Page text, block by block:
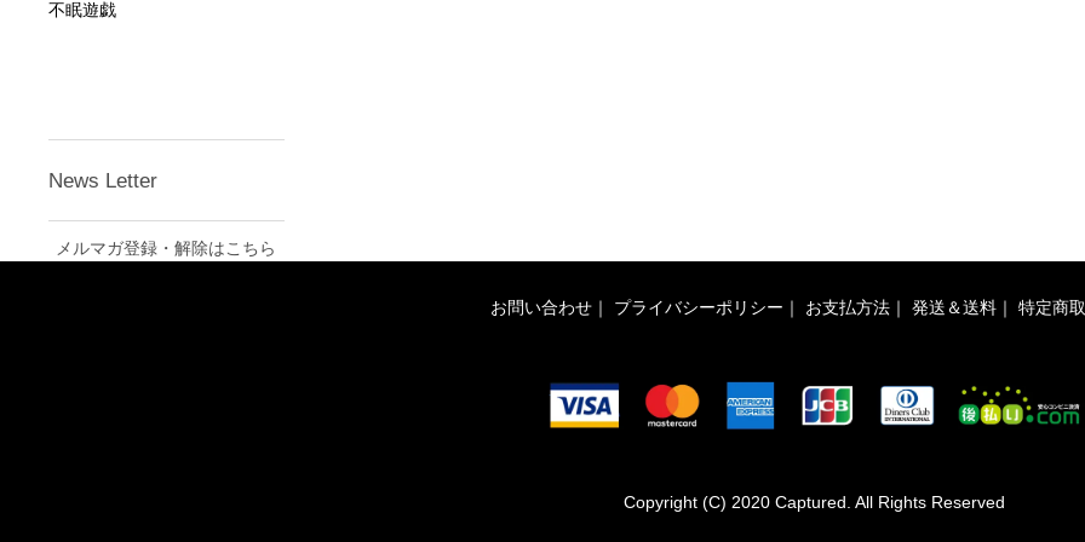
不眠遊戯
News Letter
メルマガ登録・解除はこちら
お問い合わせ ｜ プライバシーポリシー ｜ お支払方法 ｜ 発送＆送料 ｜ 特定商
Copyright (C) 2020 Captured. All Rights Reserved